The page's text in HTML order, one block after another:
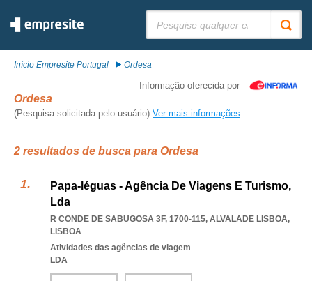
Início Empresite Portugal Ordesa
Informação oferecida por
Ordesa
(Pesquisa solicitada pelo usuário) Ver mais informações
2 resultados de busca para Ordesa
Papa-léguas - Agência De Viagens E Turismo,
Lda
R CONDE DE SABUGOSA 3F, 1700-115, ALVALADE LISBOA,
LISBOA
Atividades das agências de viagem
LDA